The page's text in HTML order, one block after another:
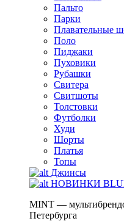
Пальто
Парки
Плавательные
Поло
Пиджаки
Пуховики
Рубашки
Свитера
Свитшоты
Толстовки
Футболки
Худи
Шорты
Платья
Топы
Джинсы
НОВИНКИ
MINT —
Петербурга